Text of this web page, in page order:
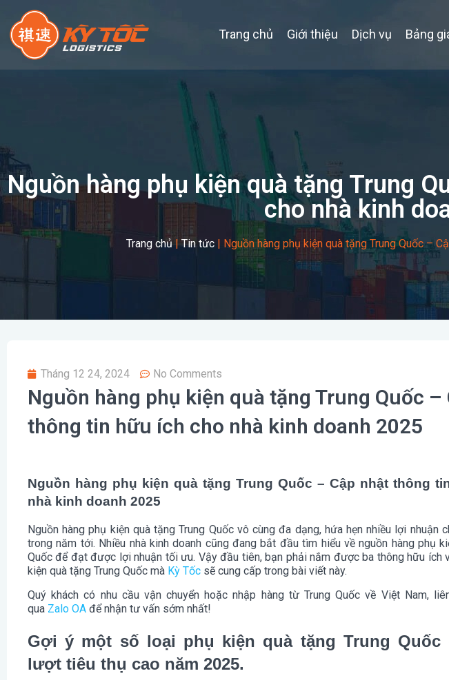
Trang chủ Giới thiệu Dịch vụ Bảng
Nguồn hàng phụ kiện quà tặng Trung
cho nhà kinh
Trang chủ|Tin tức | Nguồn hàng phụ kiện quà tặng Trung Quốc –
Tháng 12 24, 2024 No Comments
Nguồn hàng phụ kiện quà tặng Trung Quốc –
thông tin hữu ích cho nhà kinh doanh 2025
Nguồn hàng phụ kiện quà tặng Trung Quốc – Cập nhật thông
nhà kinh doanh 2025
Nguồn hàng phụ kiện quà tặng Trung Quốc vô cùng đa dạng, hứa hẹn nhiều lợi nhuận
trong năm tới. Nhiều nhà kinh doanh cũng đang bắt đầu tìm hiểu về nguồn hàng phụ
Quốc để đạt được lợi nhuận tối ưu. Vậy đầu tiên, bạn phải nắm được ba thông hữu ích
kiện quà tặng Trung Quốc mà Kỳ Tốc sẽ cung cấp trong bài viết này.
Quý khách có nhu cầu vận chuyển hoặc nhập hàng từ Trung Quốc về Việt Nam,
qua Zalo OA để nhận tư vấn sớm nhất!
Gợi ý một số loại phụ kiện quà tặng Trung Quốc
lượt tiêu thụ cao năm 2025.